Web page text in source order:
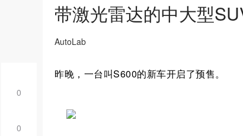
0
0
带激光雷达的中大型
AutoLab
昨晚，一台叫S600的新车开启了预售。